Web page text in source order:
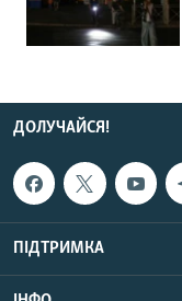
ДОЛУЧАЙСЯ!
ПІДТРИМКА